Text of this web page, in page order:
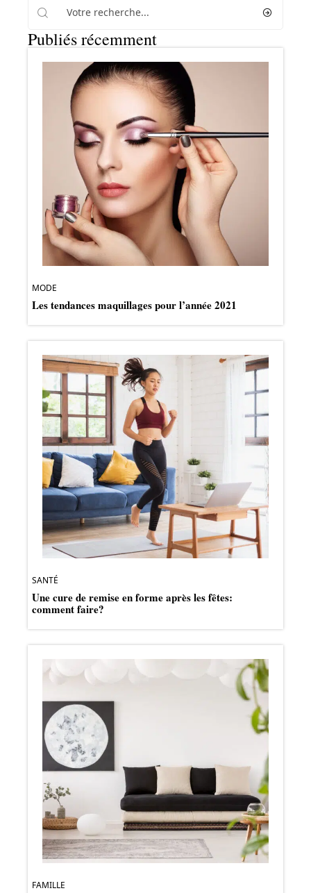
Publiés récemment
MODE
Les tendances maquillages pour l’année 2021
SANTÉ
Une cure de remise en forme après les fêtes:
comment faire?
FAMILLE